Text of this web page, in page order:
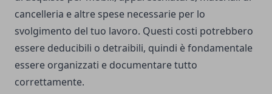
cancelleria e altre spese necessarie per lo
svolgimento del tuo lavoro. Questi costi potrebbero
essere deducibili o detraibili, quindi è fondamentale
essere organizzati e documentare tutto
correttamente.